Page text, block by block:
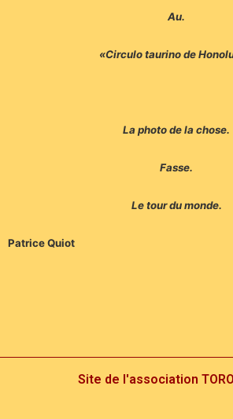
Au.
«Circulo taurino de
La photo de la chose.
Fasse.
Le tour du monde.
Patrice Quiot
Site de l'association